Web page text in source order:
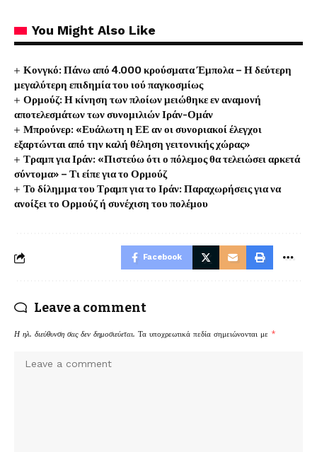
You Might Also Like
Κονγκό: Πάνω από 4.000 κρούσματα Έμπολα – Η δεύτερη
μεγαλύτερη επιδημία του ιού παγκοσμίως
Ορμούζ: Η κίνηση των πλοίων μειώθηκε εν αναμονή
αποτελεσμάτων των συνομιλιών Ιράν-Ομάν
Μπρούνερ: «Ευάλωτη η ΕΕ αν οι συνοριακοί έλεγχοι
εξαρτώνται από την καλή θέληση γειτονικής χώρας»
Τραμπ για Ιράν: «Πιστεύω ότι ο πόλεμος θα τελειώσει αρκετά
σύντομα» – Τι είπε για το Ορμούζ
Το δίλημμα του Τραμπ για το Ιράν: Παραχωρήσεις για να
ανοίξει το Ορμούζ ή συνέχιση του πολέμου
Facebook
Leave a comment
Η ηλ. διεύθυνση σας δεν δημοσιεύεται. Τα υποχρεωτικά πεδία σημειώνονται με *